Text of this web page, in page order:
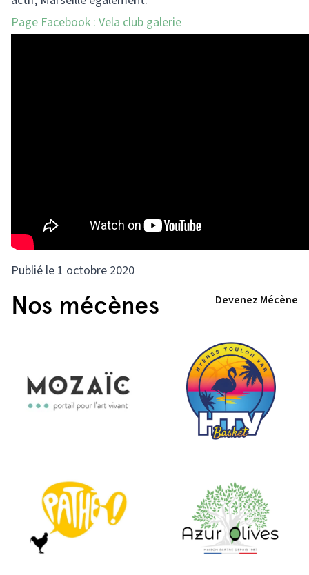
Page Facebook : Vela club galerie
Publié le 1 octobre 2020
Nos mécènes Devenez Mécène